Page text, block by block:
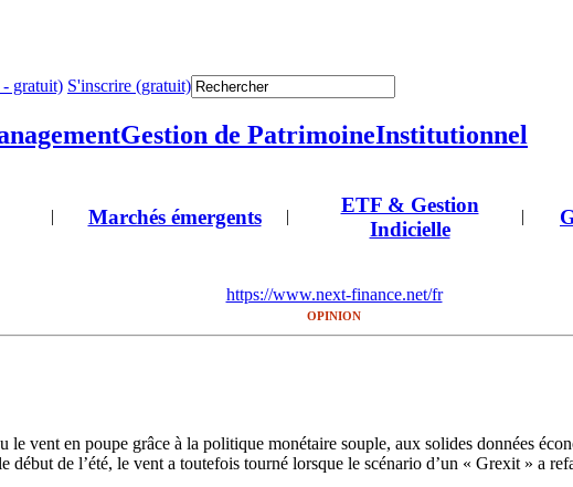
- gratuit) S'inscrire (gratuit)
Gestion de PatrimoineInstitutionnel
| Marchés émergents |
ETF & Gestion
Indicielle
|
https://www.next-finance.net/fr
OPINION
le vent en poupe grâce à la politique monétaire souple, aux solides données
début de l’été, le vent a toutefois tourné lorsque le scénario d’un « Grexit » a